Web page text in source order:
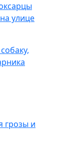
улице
грозы и